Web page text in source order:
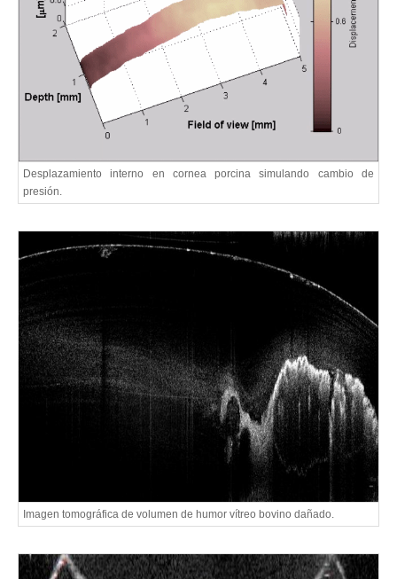
Desplazamiento interno en cornea porcina simulando cambio de
presión.
Imagen tomográfica de volumen de humor vítreo bovino dañado.